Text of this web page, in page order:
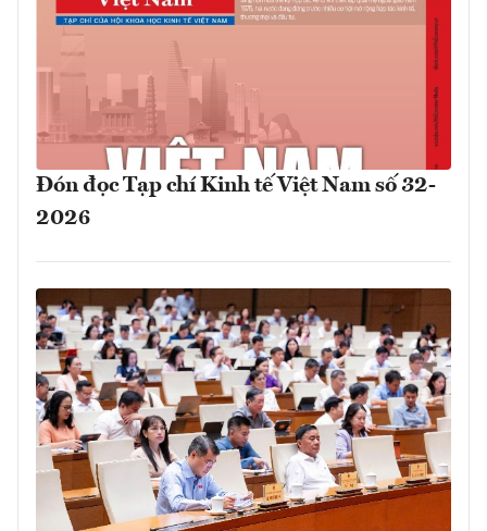
Đón đọc Tạp chí Kinh tế Việt Nam số 32-
2026